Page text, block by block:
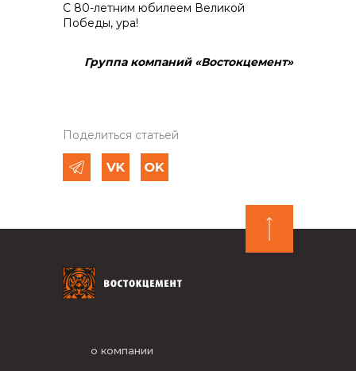
С 80-летним юбилеем Великой
Победы, ура!
Группа компаний «Востокцемент»
Поделиться статьей
о компании